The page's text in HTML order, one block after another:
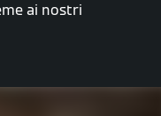
ai nostri